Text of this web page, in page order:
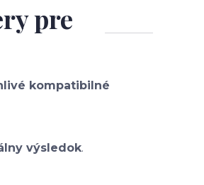
pre
kompatibilné
výsledok.